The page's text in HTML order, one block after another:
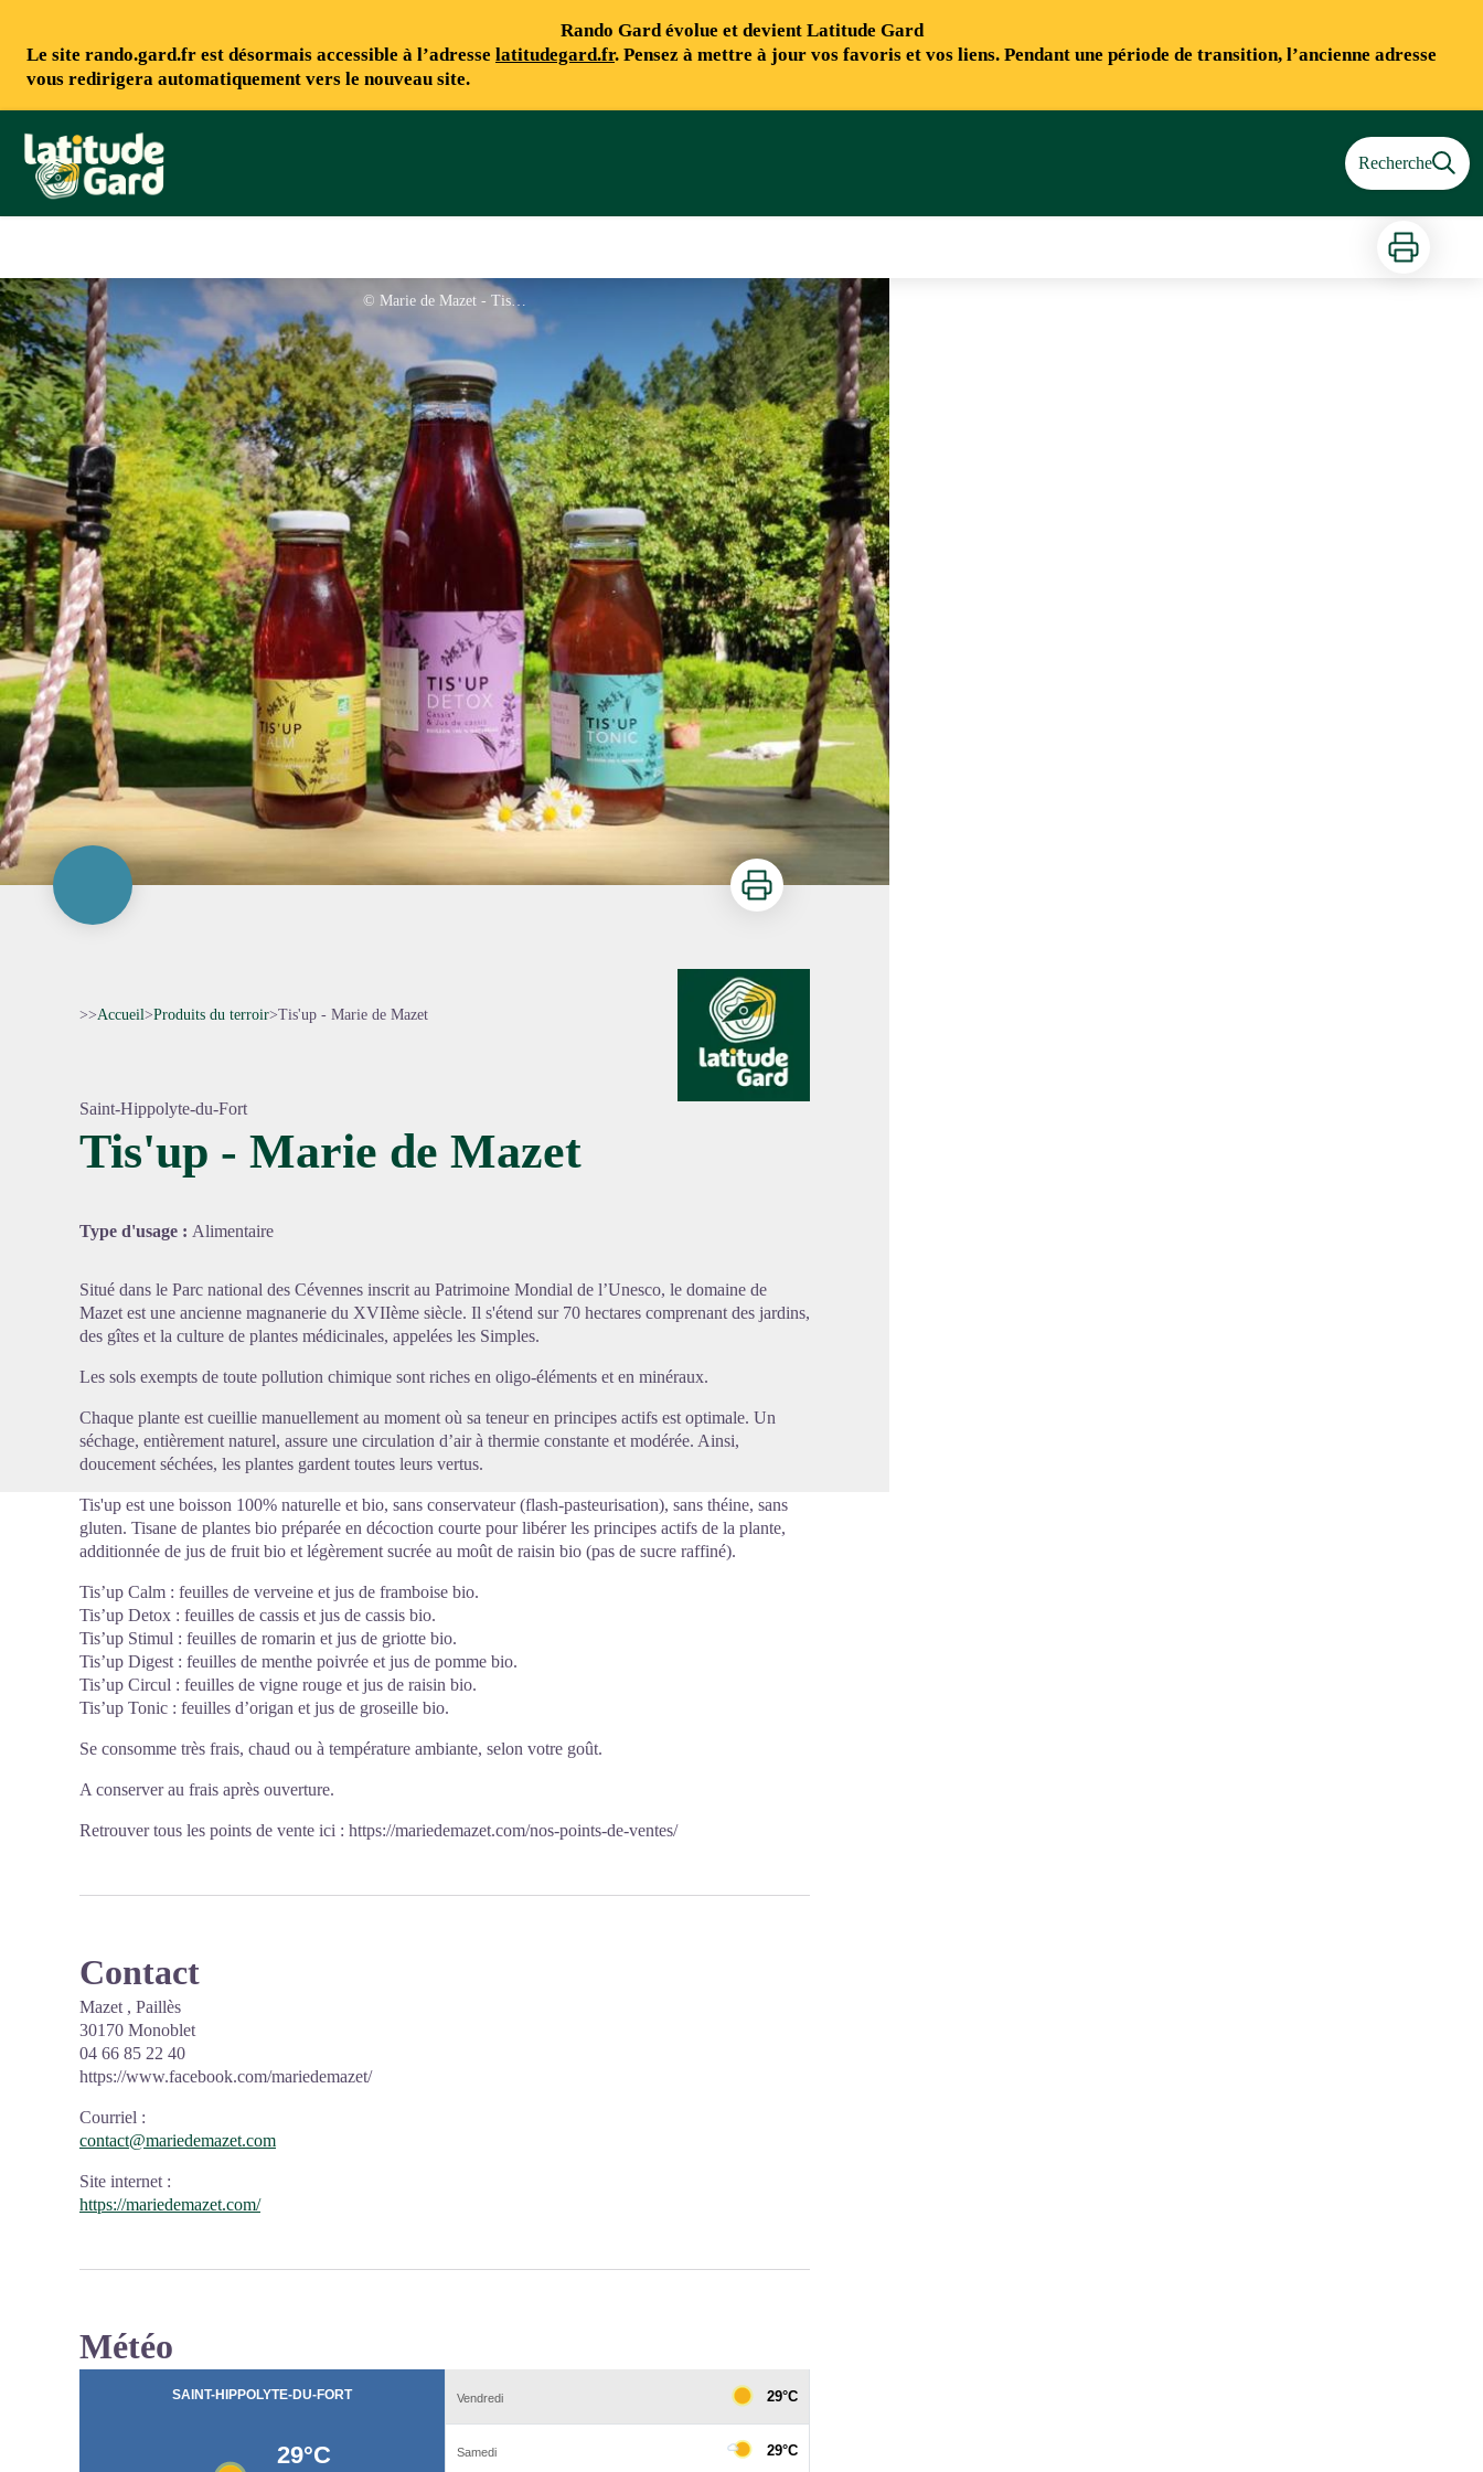
Rando Gard évolue et devient Latitude Gard
Le site rando.gard.fr est désormais accessible à l’adresse latitudegard.fr. Pensez à mettre à jour vos favoris et vos liens. Pendant une période de transition, l’ancienne adresse
vous redirigera automatiquement vers le nouveau site.
Rando Gard Recherche
Imprimer
© Marie de Mazet - Tis'up
Imprimer
>>Accueil>Produits du terroir>Tis'up - Marie de Mazet
Saint-Hippolyte-du-Fort
Tis'up - Marie de Mazet
Type d'usage : Alimentaire
Situé dans le Parc national des Cévennes inscrit au Patrimoine Mondial de l’Unesco, le domaine de
Mazet est une ancienne magnanerie du XVIIème siècle. Il s'étend sur 70 hectares comprenant des jardins,
des gîtes et la culture de plantes médicinales, appelées les Simples.
Les sols exempts de toute pollution chimique sont riches en oligo-éléments et en minéraux.
Chaque plante est cueillie manuellement au moment où sa teneur en principes actifs est optimale. Un
séchage, entièrement naturel, assure une circulation d’air à thermie constante et modérée. Ainsi,
doucement séchées, les plantes gardent toutes leurs vertus.
Tis'up est une boisson 100% naturelle et bio, sans conservateur (flash-pasteurisation), sans théine, sans
gluten. Tisane de plantes bio préparée en décoction courte pour libérer les principes actifs de la plante,
additionnée de jus de fruit bio et légèrement sucrée au moût de raisin bio (pas de sucre raffiné).
Tis’up Calm : feuilles de verveine et jus de framboise bio.
Tis’up Detox : feuilles de cassis et jus de cassis bio.
Tis’up Stimul : feuilles de romarin et jus de griotte bio.
Tis’up Digest : feuilles de menthe poivrée et jus de pomme bio.
Tis’up Circul : feuilles de vigne rouge et jus de raisin bio.
Tis’up Tonic : feuilles d’origan et jus de groseille bio.
Se consomme très frais, chaud ou à température ambiante, selon votre goût.
A conserver au frais après ouverture.
Retrouver tous les points de vente ici : https://mariedemazet.com/nos-points-de-ventes/
Contact
Mazet , Paillès
30170 Monoblet
04 66 85 22 40
https://www.facebook.com/mariedemazet/
Courriel :
contact@mariedemazet.com
Site internet :
https://mariedemazet.com/
Météo